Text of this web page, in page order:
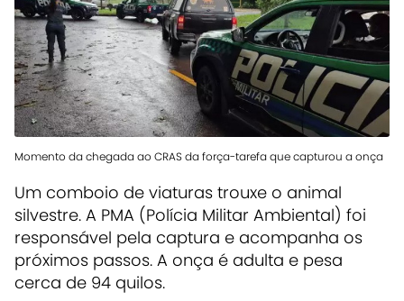
Momento da chegada ao CRAS da força-tarefa que capturou a onça
Um comboio de viaturas trouxe o animal
silvestre. A PMA (Polícia Militar Ambiental) foi
responsável pela captura e acompanha os
próximos passos. A onça é adulta e pesa
cerca de 94 quilos.